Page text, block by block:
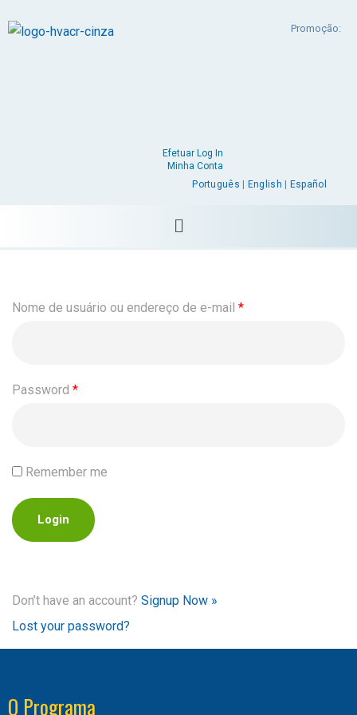
Promoção:
Efetuar Log In
Minha Conta
Português
English Español
Nome de usuário ou endereço de e-mail *
Password *
Remember me
Don’t have an account? Signup Now »
Lost your password?
O Programa